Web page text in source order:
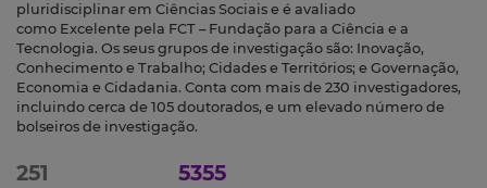
pluridisciplinar em Ciências Sociais e é avaliado
como Excelente pela FCT – Fundação para a Ciência e a
Tecnologia. Os seus grupos de investigação são: Inovação,
Conhecimento e Trabalho; Cidades e Territórios; e Governação,
Economia e Cidadania. Conta com mais de 230 investigadores,
incluindo cerca de 105 doutorados, e um elevado número de
bolseiros de investigação.
251 5355